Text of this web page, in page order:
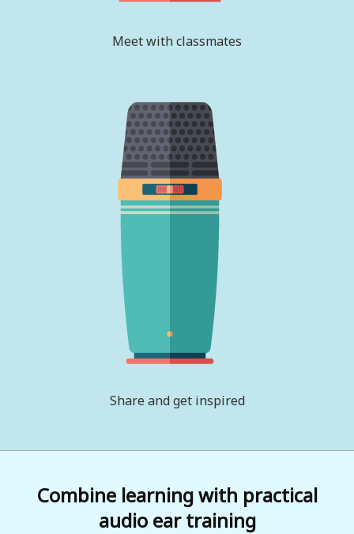
Meet with classmates
Share and get inspired
Combine learning with practical
audio ear training